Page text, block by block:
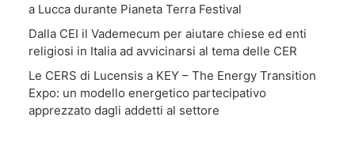
a Lucca durante Pianeta Terra Festival
Dalla CEI il Vademecum per aiutare chiese ed enti
religiosi in Italia ad avvicinarsi al tema delle CER
Le CERS di Lucensis a KEY – The Energy Transition
Expo: un modello energetico partecipativo
apprezzato dagli addetti al settore